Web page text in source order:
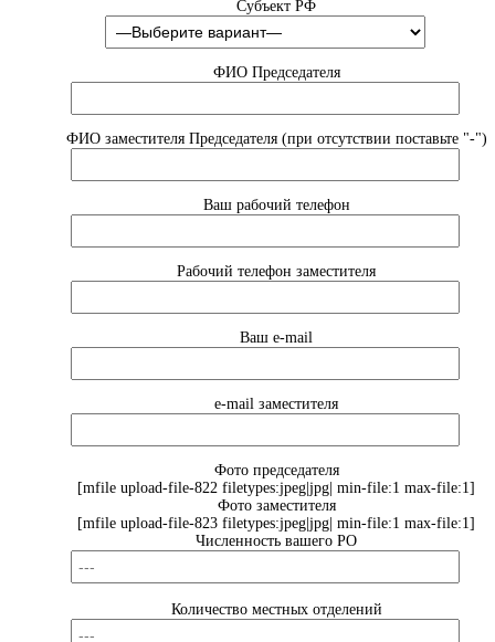
Субъект РФ
ФИО Председателя
ФИО заместителя Председателя (при отсутствии поставьте "-")
Ваш рабочий телефон
Рабочий телефон заместителя
Ваш e-mail
e-mail заместителя
Фото председателя
[mfile upload-file-822 filetypes:jpeg|jpg| min-file:1 max-file:1]
Фото заместителя
[mfile upload-file-823 filetypes:jpeg|jpg| min-file:1 max-file:1]
Численность вашего РО
Количество местных отделений